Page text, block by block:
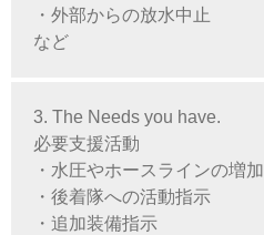
・外部からの放水中止
など
3. The Needs you have.
必要支援活動
・水圧やホースラインの増加
・後着隊への活動指示
・追加装備指示